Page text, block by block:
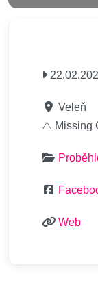
Veleň
⚠️ Missing
Web